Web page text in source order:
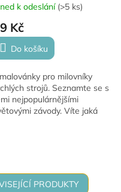
k odeslání (>5 ks)
Kč
Do košíku
pro milovníky
strojů. Seznamte se s
nejpopulárnějšími
závody. Víte jaká
PRODUKTY